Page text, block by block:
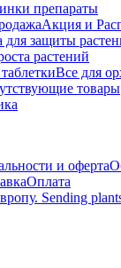
препараты
Акция и
для защиты
растений
Все для
товары
и оферта
Оплата
Sending